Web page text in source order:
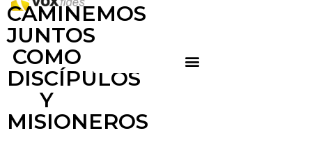
CAMINEMOS
JUNTOS
COMO
DISCÍPULOS
Y
MISIONEROS